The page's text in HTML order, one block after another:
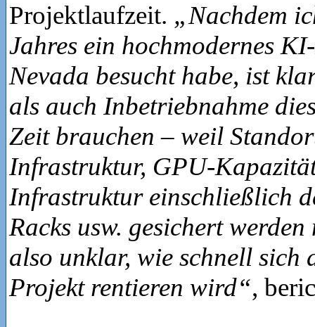
Projektlaufzeit. „Nachdem
Jahres ein hochmodernes
Nevada besucht habe, ist
als auch Inbetriebnahme
Zeit brauchen – weil
Infrastruktur, GPU-
Infrastruktur einschließlich
Racks usw. gesichert werden
also unklar, wie schnell sich
Projekt rentieren wird“,